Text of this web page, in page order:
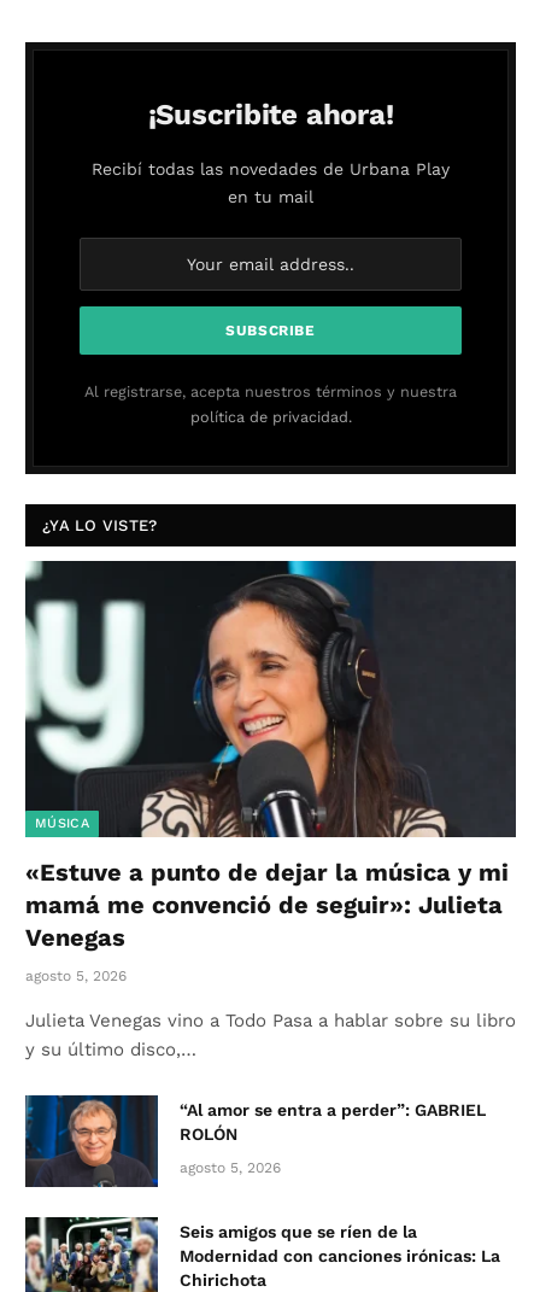
¡Suscribite ahora!
Recibí todas las novedades de Urbana Play
en tu mail
Al registrarse, acepta nuestros términos y nuestra
política de privacidad.
¿YA LO VISTE?
MÚSICA
«Estuve a punto de dejar la música y mi
mamá me convenció de seguir»: Julieta
Venegas
agosto 5, 2026
Julieta Venegas vino a Todo Pasa a hablar sobre su libro
y su último disco,…
“Al amor se entra a perder”: GABRIEL
ROLÓN
agosto 5, 2026
Seis amigos que se ríen de la
Modernidad con canciones irónicas: La
Chirichota